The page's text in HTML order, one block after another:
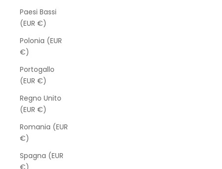
Paesi Bassi
(EUR €)
Polonia (EUR
€)
Portogallo
(EUR €)
Regno Unito
(EUR €)
Romania (EUR
€)
Spagna (EUR
€)